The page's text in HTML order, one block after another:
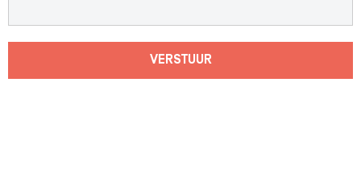
VERSTUUR